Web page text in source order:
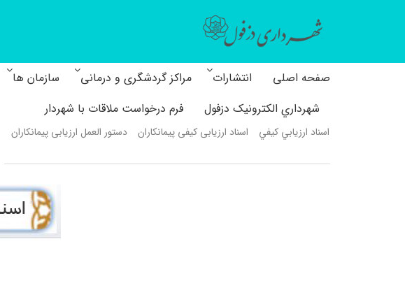
صفحه اصلی انتشارات مراکز گردشگری و درمانی سازمان ها
شهرداري الکترونیک دزفول
فرم درخواست ملاقات با شهردار
اسناد ارزيابي كيفي اسناد ارزیابی کیفی پیمانکاران دستور العمل ارزیابی پیمانکاران